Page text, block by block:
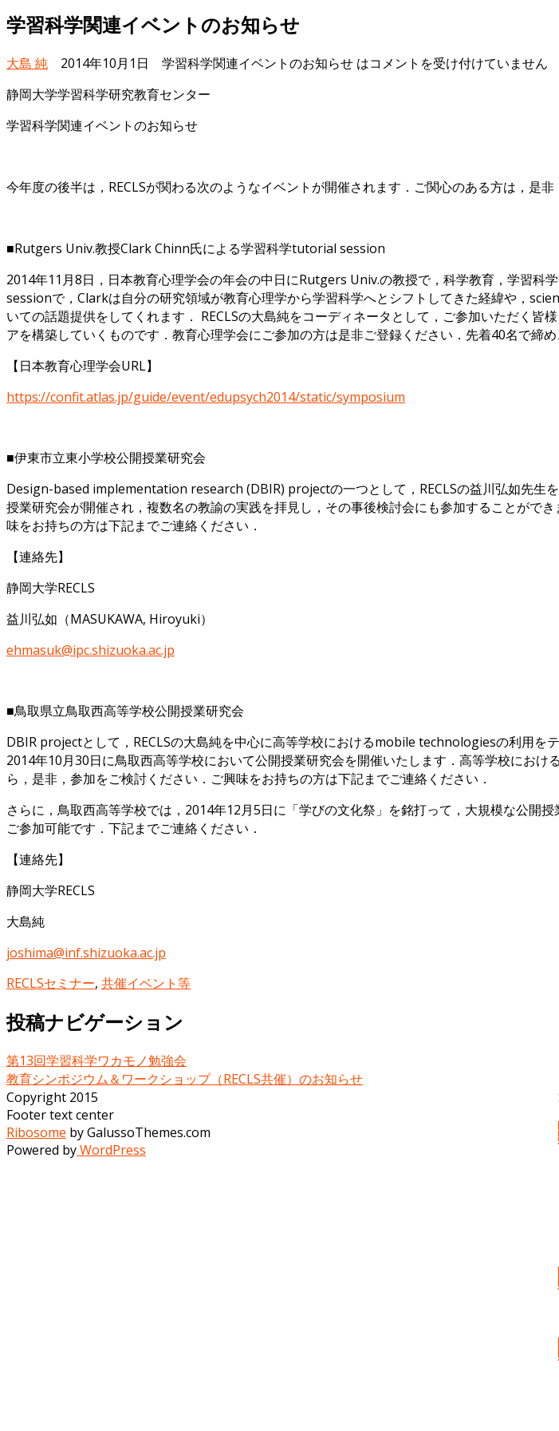
学習科学関連イベントのお知らせ
大島 純 2014年10月1日 学習科学関連イベントのお知らせ はコメントを受け付けていません
静岡大学学習科学研究教育センター
学習科学関連イベントのお知らせ
今年度の後半は，RECLSが関わる次のようなイベントが開催されます．ご関心のある方は，是非
■Rutgers Univ.教授Clark Chinn氏による学習科学tutorial session
2014年11月8日，日本教育心理学会の年会の中日にRutgers Univ.の教授で，科学教育，学習
sessionで，Clarkは自分の研究領域が教育心理学から学習科学へとシフトしてきた経緯や，
いての話題提供をしてくれます． RECLSの大島純をコーディネータとして，ご参加いただく
アを構築していくものです．教育心理学会にご参加の方は是非ご登録ください．先着40名で締め
【日本教育心理学会URL】
https://confit.atlas.jp/guide/event/edupsych2014/static/symposium
■伊東市立東小学校公開授業研究会
Design-based implementation research (DBIR) projectの一つとして，RECLSの益川弘如先生
授業研究会が開催され，複数名の教諭の実践を拝見し，その事後検討会にも参加することがで
味をお持ちの方は下記までご連絡ください．
【連絡先】
静岡大学RECLS
益川弘如（MASUKAWA, Hiroyuki）
ehmasuk@ipc.shizuoka.ac.jp
■鳥取県立鳥取西高等学校公開授業研究会
DBIR projectとして，RECLSの大島純を中心に高等学校におけるmobile technologiesの利用を
2014年10月30日に鳥取西高等学校において公開授業研究会を開催いたします．高等学校にお
ら，是非，参加をご検討ください．ご興味をお持ちの方は下記までご連絡ください．
さらに，鳥取西高等学校では，2014年12月5日に「学びの文化祭」を銘打って，大規模な公開
ご参加可能です．下記までご連絡ください．
【連絡先】
静岡大学RECLS
大島純
joshima@inf.shizuoka.ac.jp
RECLSセミナー, 共催イベント等
投稿ナビゲーション
第13回学習科学ワカモノ勉強会
教育シンポジウム＆ワークショップ（RECLS共催）のお知らせ
Copyright 2015
Footer text center
Ribosome by GalussoThemes.com
Powered byWordPress